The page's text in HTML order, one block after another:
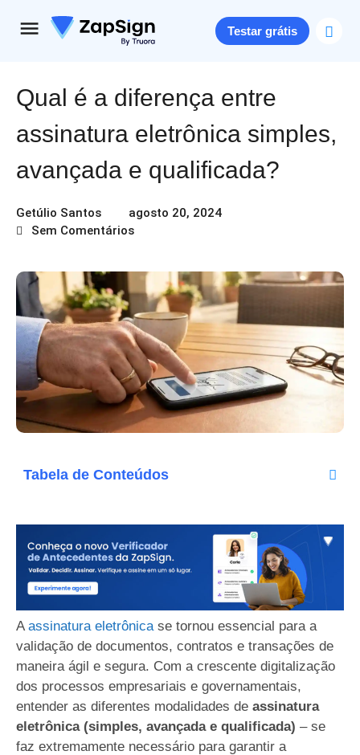
Testar grátis
Qual é a diferença entre
assinatura eletrônica simples,
avançada e qualificada?
Getúlio Santos
agosto 20, 2024
Sem Comentários
Tabela de Conteúdos
A assinatura eletrônica se tornou essencial para a
validação de documentos, contratos e transações de
maneira ágil e segura. Com a crescente digitalização
dos processos empresariais e governamentais,
entender as diferentes modalidades de assinatura
eletrônica (simples, avançada e qualificada) – se
faz extremamente necessário para garantir a